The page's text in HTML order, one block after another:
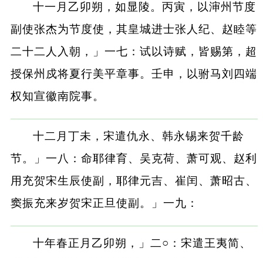
十一月乙卯朔，如显陵。丙寅，以渖州节度
副使张杰为节度使，其皇城进士张人纪、赵睦等
二十二人入朝，」一七：试以诗赋，皆赐第，超
授保州戍将夏行美平章事。壬申，以驸马刘四端
权知宣徽南院事。
十二月丁未，宋遣仇永、韩永锡来贺千龄
节。」一八：命耶律育、吴克荷、萧可观、赵利
用充贺宋生辰使副，耶律元吉、崔闰、萧昭古、
窦振充来岁贺宋正旦使副。」一九：
十年春正月乙卯朔，」二○：宋遣王夷简、